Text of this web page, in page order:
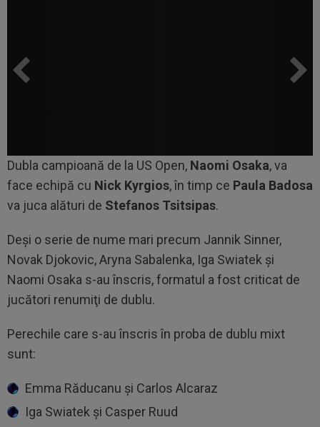
Dubla campioană de la US Open, Naomi Osaka, va
face echipă cu Nick Kyrgios, în timp ce Paula Badosa
va juca alături de Stefanos Tsitsipas.
Deşi o serie de nume mari precum Jannik Sinner,
Novak Djokovic, Aryna Sabalenka, Iga Swiatek şi
Naomi Osaka s-au înscris, formatul a fost criticat de
jucători renumiţi de dublu.
Perechile care s-au înscris în proba de dublu mixt
sunt:
Emma Răducanu şi Carlos Alcaraz
Iga Swiatek şi Casper Ruud